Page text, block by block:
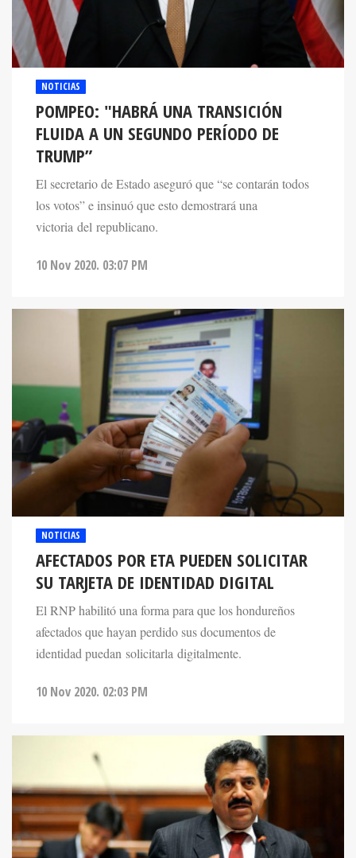
NOTICIAS
POMPEO: "HABRÁ UNA TRANSICIÓN
FLUIDA A UN SEGUNDO PERÍODO DE
TRUMP”
El secretario de Estado aseguró que “se contarán todos
los votos” e insinuó que esto demostrará una
victoria del republicano.
10 Nov 2020. 03:07 PM
NOTICIAS
AFECTADOS POR ETA PUEDEN SOLICITAR
SU TARJETA DE IDENTIDAD DIGITAL
El RNP habilitó una forma para que los hondureños
afectados que hayan perdido sus documentos de
identidad puedan solicitarla digitalmente.
10 Nov 2020. 02:03 PM